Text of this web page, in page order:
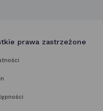
prawa zastrzeżone